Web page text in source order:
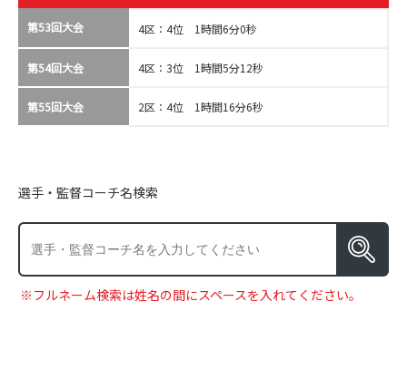
第53回大会 4区：4位 1時間6分0秒
第54回大会 4区：3位 1時間5分12秒
第55回大会 2区：4位 1時間16分6秒
選手・監督コーチ名検索
※フルネーム検索は姓名の間にスペースを入れてください。